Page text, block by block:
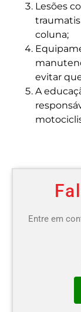
Lesões
coluna;
evitar
A
Entre em